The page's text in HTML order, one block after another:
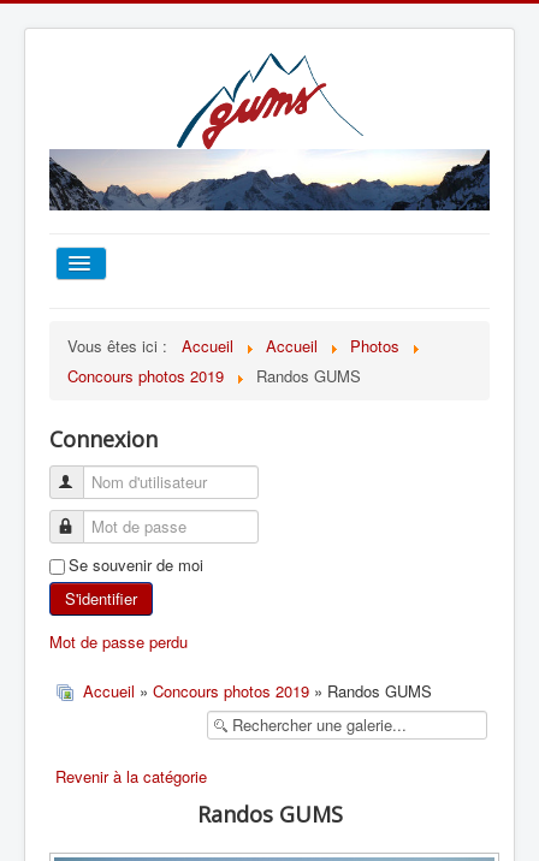
TOUT SUR LE GUMS
ESCALADE
ALPINISME
SKI DE RANDONNÉE
RANDONNÉE SPORTIVE
Vous êtes ici : Accueil Accueil
Photos
Concours photos 2019
Randos GUMS
Connexion
Se souvenir de moi
S'identifier
Mot de passe perdu
Accueil » Concours photos 2019 » Randos GUMS
Revenir à la catégorie
Randos GUMS